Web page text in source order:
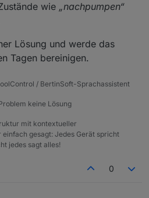
wie „nachpumpen“
Lösung und werde das
Tagen bereinigen.
/ BertinSoft-Sprachassistent
keine Lösung
mit kontextueller
einfach gesagt: Jedes Gerät spricht
jedes sagt alles!
0